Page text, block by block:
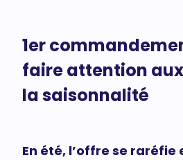
1er
faire attention
la saisonnalité
En été, l’offre se raréfie